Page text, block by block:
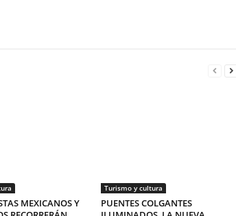
MEXICANOS Y
Turismo y cultura
PUENTES COLGANTES